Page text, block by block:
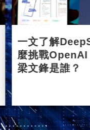
一文了解
麼挑戰OpenAI
梁文鋒是誰？